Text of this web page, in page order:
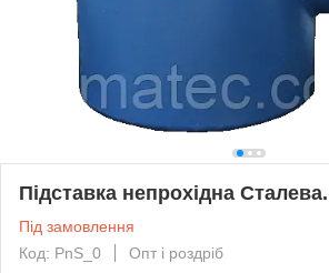
Підставка непрохідна
Під замовлення
Код: PnS_0
Опт і роздріб